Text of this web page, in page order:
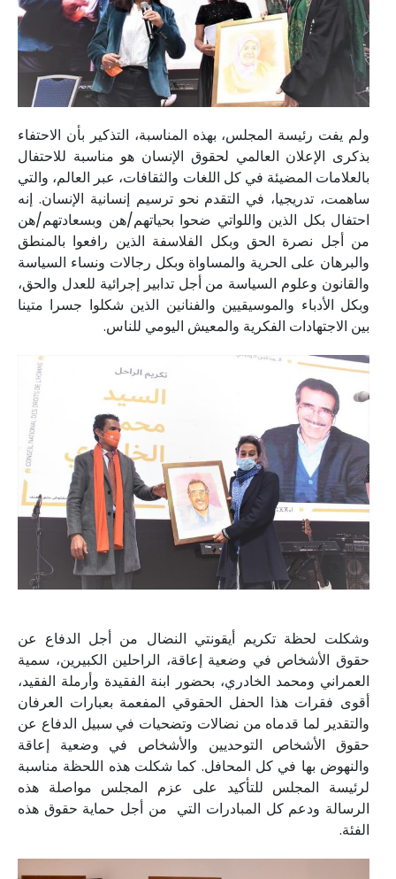
ولم يفت رئيسة المجلس، بهذه المناسبة، التذكير بأن الاحتفاء
بذكرى الإعلان العالمي لحقوق الإنسان هو مناسبة للاحتفال
بالعلامات المضيئة في كل اللغات والثقافات، عبر العالم، والتي
ساهمت، تدريجيا، في التقدم نحو ترسيم إنسانية الإنسان. إنه
احتفال بكل الذين واللواتي ضحوا بحياتهم/هن وبسعادتهم/هن
من أجل نصرة الحق وبكل الفلاسفة الذين رافعوا بالمنطق
والبرهان على الحرية والمساواة وبكل رجالات ونساء السياسة
والقانون وعلوم السياسة من أجل تدابير إجرائية للعدل والحق،
وبكل الأدباء والموسيقيين والفنانين الذين شكلوا جسرا متينا
بين الاجتهادات الفكرية والمعيش اليومي للناس.
وشكلت لحظة تكريم أيقونتي النضال من أجل الدفاع عن
حقوق الأشخاص في وضعية إعاقة، الراحلين الكبيرين، سمية
العمراني ومحمد الخادري، بحضور ابنة الفقيدة وأرملة الفقيد،
أقوى فقرات هذا الحفل الحقوقي المفعمة بعبارات العرفان
والتقدير لما قدماه من نضالات وتضحيات في سبيل الدفاع عن
حقوق الأشخاص التوحديين والأشخاص في وضعية إعاقة
والنهوض بها في كل المحافل. كما شكلت هذه اللحظة مناسبة
لرئيسة المجلس للتأكيد على عزم المجلس مواصلة هذه
الرسالة ودعم كل المبادرات التي من أجل حماية حقوق هذه
الفئة.